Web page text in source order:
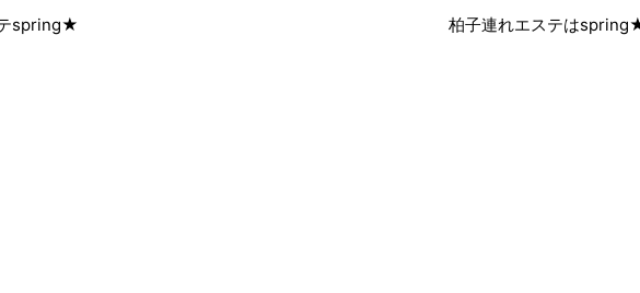
spring★ 柏子連れエステは